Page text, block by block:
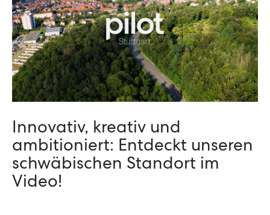
Innovativ, kreativ und
ambitioniert: Entdeckt unseren
schwäbischen Standort im
Video!